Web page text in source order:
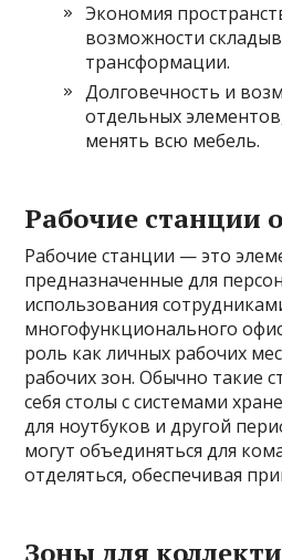
Экономия
возможности
трансформации.
Долговечность и
отдельных
менять всю мебель.
Рабочие станции
Рабочие станции — это
предназначенные для
использования
многофункционального
роль как личных рабочих
рабочих зон. Обычно такие
себя столы с системами
для ноутбуков и другой
могут объединяться для
отделяться, обеспечивая
Зоны для